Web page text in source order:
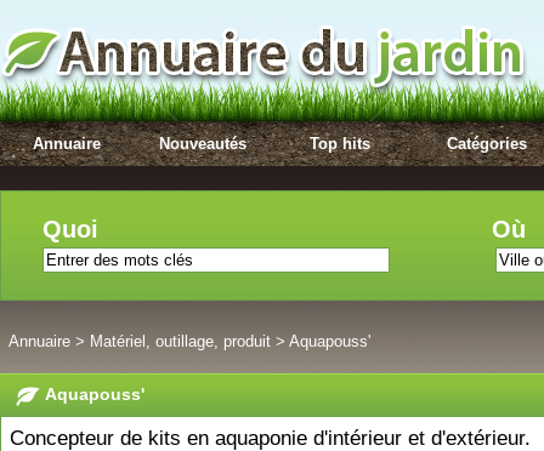
Annuaire Nouveautés Top hits Catégories
Quoi Où
Annuaire > Matériel, outillage, produit > Aquapouss'
Aquapouss'
Concepteur de kits en aquaponie d'intérieur et d'extérieur.